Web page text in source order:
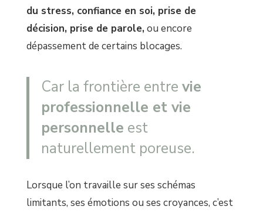
du stress, confiance en soi, prise de
décision, prise de parole,ou encore
dépassement de certains blocages.
Car la frontière entre vie
professionnelle et vie
personnelle est
naturellement poreuse.
Lorsque l’on travaille sur ses schémas
limitants, ses émotions ou ses croyances, c’est